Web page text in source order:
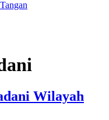
Wilayah